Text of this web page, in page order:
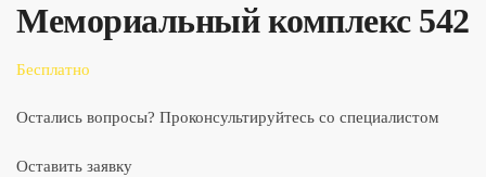
Мемориальный комплекс 542
Бесплатно
Остались вопросы? Проконсультируйтесь со специалистом
Оставить заявку